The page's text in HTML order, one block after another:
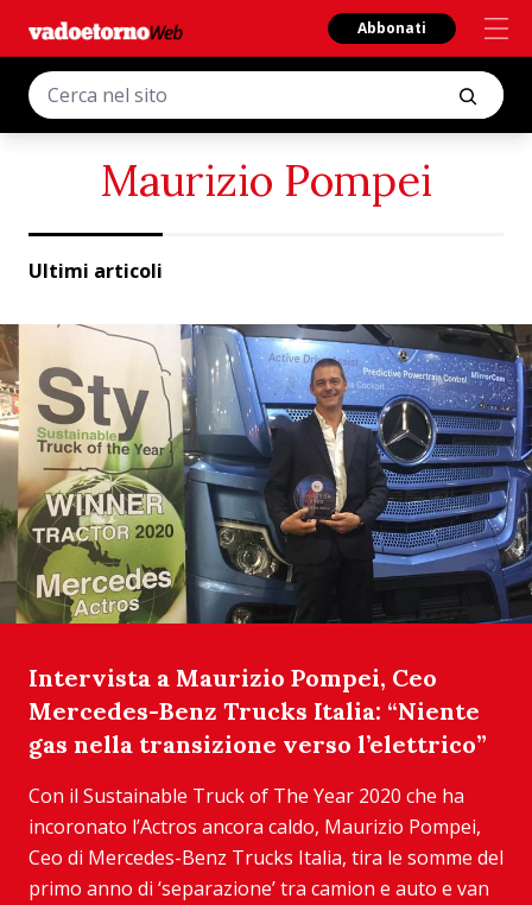
Abbonati
Maurizio Pompei
Ultimi articoli
Intervista a Maurizio Pompei, Ceo
Mercedes-Benz Trucks Italia: “Niente
gas nella transizione verso l’elettrico”
Con il Sustainable Truck of The Year 2020 che ha
incoronato l’Actros ancora caldo, Maurizio Pompei,
Ceo di Mercedes-Benz Trucks Italia, tira le somme del
primo anno di ‘separazione’ tra camion e auto e van